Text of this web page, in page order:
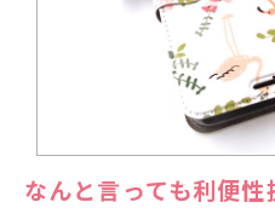
なんと言っても利便